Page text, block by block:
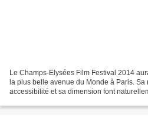
Le Champs-Elysées Film Festival 2014
la plus belle avenue du Monde à Paris.
accessibilité et sa dimension font